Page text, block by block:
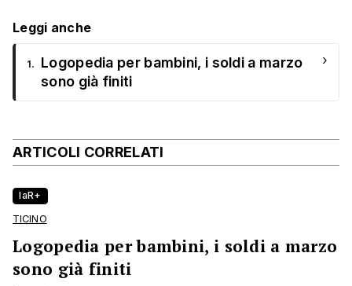
Leggi anche
1.
Logopedia per bambini, i soldi a marzo
sono già finiti
›
ARTICOLI CORRELATI
laR+
TICINO
Logopedia per bambini, i soldi a marzo
sono già finiti